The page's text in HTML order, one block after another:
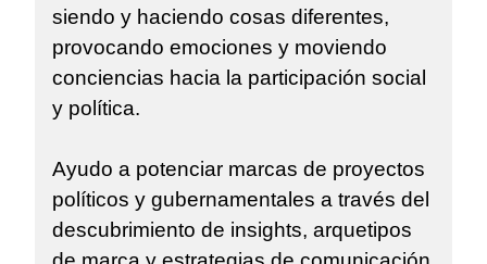
siendo y haciendo cosas diferentes,
provocando emociones y moviendo
conciencias hacia la participación social
y política.
Ayudo a potenciar marcas de proyectos
políticos y gubernamentales a través del
descubrimiento de insights, arquetipos